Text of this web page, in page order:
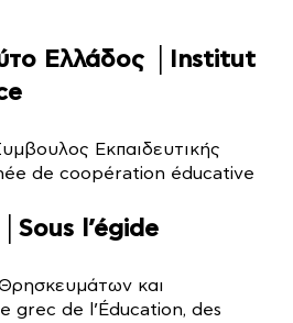
Ελλάδος │Institut
Εκπαιδευτικής
de coopération éducative
l’égide
και
grec de l’Éducation, des